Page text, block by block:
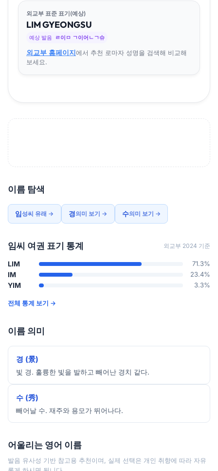
외교부 표준 표기(예상)
LIMGYEONGSU
예상 발음 ㄹ이ㅁ ㄱ이어ㄴㄱ슈
외교부 홈페이지에서 추천 로마자 성명을 검색해 비교해
보세요.
이름 탐색
임성씨 유래 → 경의미 보기 → 수의미 보기 →
임씨 여권 표기 통계 외교부 2024 기준
LIM 71.3%
IM 23.4%
YIM 3.3%
전체 통계 보기 →
이름 의미
경 (景)
빛 경. 훌륭한 빛을 발하고 빼어난 경치 같다.
수 (秀)
빼어날 수. 재주와 용모가 뛰어나다.
어울리는 영어 이름
발음 유사성 기반 참고용 추천이며, 실제 선택은 개인 취향에 따라 자유